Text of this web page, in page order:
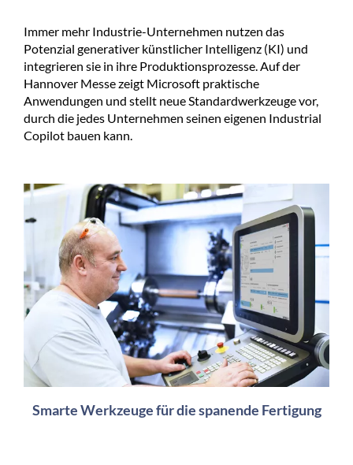
Immer mehr Industrie-Unternehmen nutzen das
Potenzial generativer künstlicher Intelligenz (KI) und
integrieren sie in ihre Produktionsprozesse. Auf der
Hannover Messe zeigt Microsoft praktische
Anwendungen und stellt neue Standardwerkzeuge vor,
durch die jedes Unternehmen seinen eigenen Industrial
Copilot bauen kann.
Smarte Werkzeuge für die spanende Fertigung